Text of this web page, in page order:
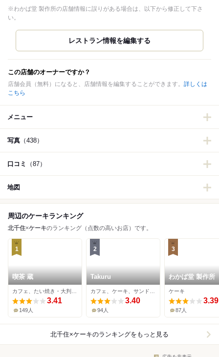
※わかば堂 製作所の店舗情報に誤りがある場合は、以下から修正して下さ
い。
この店舗のオーナーですか？
店舗会員（無料）になると、店舗情報を編集することができます。 詳しくは
こちら
メニュー
写真 （438）
口コミ （87）
地図
周辺のケーキランキング
北千住×ケーキのランキング（点数の高いお店）です。
1
喫茶 蔵
3.41
149人
2
Takuru
3.40
94人
3
わかば堂 製作所
ケーキ
3.39
87人
北千住×ケーキのランキングをもっと見る